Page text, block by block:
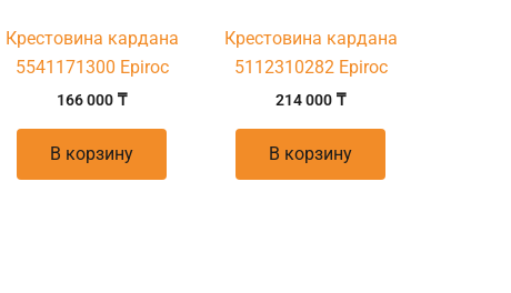
Крестовина кардана
5541171300 Epiroc
166 000 ₸
В корзину
Крестовина кардана
5112310282 Epiroc
214 000 ₸
В корзину